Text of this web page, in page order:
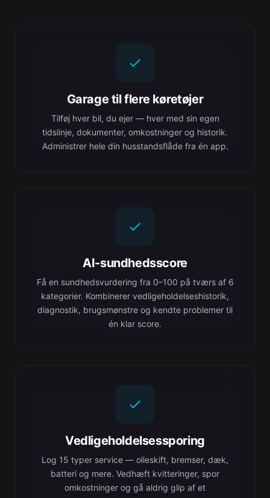
Garage til flere køretøjer
Tilføj hver bil, du ejer — hver med sin egen
tidslinje, dokumenter, omkostninger og historik.
Administrer hele din husstandsflåde fra én app.
AI-sundhedsscore
Få en sundhedsvurdering fra 0–100 på tværs af 6
kategorier. Kombinerer vedligeholdelseshistorik,
diagnostik, brugsmønstre og kendte problemer til
én klar score.
Vedligeholdelsessporing
Log 15 typer service — olieskift, bremser, dæk,
batteri og mere. Vedhæft kvitteringer, spor
omkostninger og gå aldrig glip af et